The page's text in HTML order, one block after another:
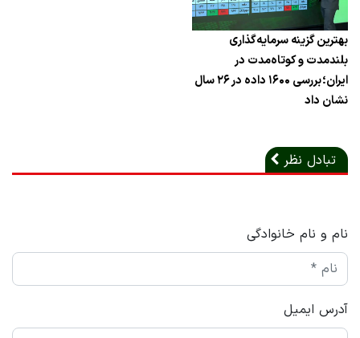
بهترین گزینه سرمایه‌گذاری
بلندمدت و کوتاه‌مدت در
ایران؛ بررسی ۱۶۰۰ داده در ۲۶ سال
نشان داد
تبادل نظر
نام و نام خانوادگی
آدرس ایمیل